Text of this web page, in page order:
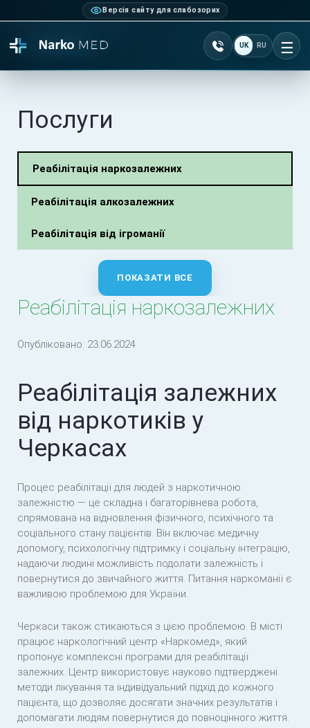
Версія сайту для слабозорих
Зателефонувати +38
UK RU
Послуги
Реабілітація наркозалежних
Реабілітація алкозалежних
Реабілітація від ігроманії
ПОКАЗАТИ ВСЕ
Реабілітація наркозалежних
Опубліковано: 23.06.2024
Реабілітація залежних
від наркотиків у
Черкасах
Процес реабілітації для людей з наркотичною
залежністю — це складна і багаторівнева робота,
спрямована на відновлення фізичного, психічного та
соціального стану пацієнтів. Він включає медичну
допомогу, психологічну підтримку і соціальну інтеграцію,
надаючи людині можливість подолати залежність і
повернутися до звичайного життя. Питання наркоманії є
важливою проблемою для України.
Черкаси також стикаються з цією проблемою. В місті
працює наркологічний центр «Наркомед», який
пропонує комплексні програми для реабілітації
залежних. Центр використовує науково підтверджені
методи лікування та індивідуальний підхід до кожного
пацієнта, що дозволяє досягати значних результатів і
допомагати людям повернутися до повноцінного життя.